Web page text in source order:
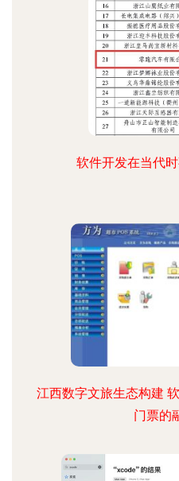
软件开发在当代
江西数字文旅生态构建
门票的